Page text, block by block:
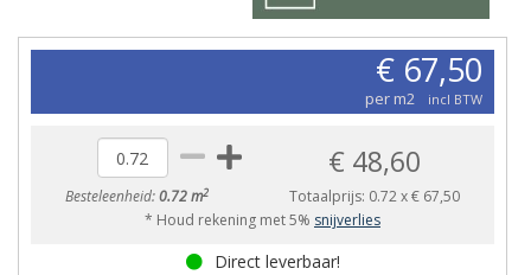
€ 67,50
per m2 incl BTW
Besteleenheid:0.72 m2
€ 48,60
Totaalprijs: 0.72x€ 67,50
* Houd rekening met 5% snijverlies
Direct leverbaar!